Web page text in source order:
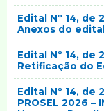
Edital Nº 14, de
Anexos do
Edital Nº 14, de
Retificação do
Edital Nº 14, de
PROSEL 2026 –